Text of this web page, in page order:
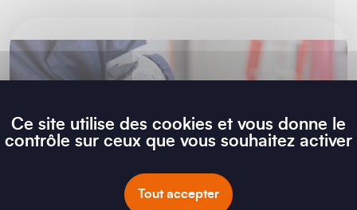
Ce site utilise des cookies et vous donne le
contrôle sur ceux que vous souhaitez activer
Tout accepter